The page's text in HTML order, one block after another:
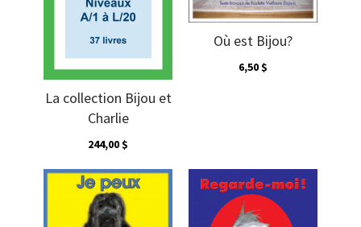
La collection Bijou et
Charlie
244,00 $
Où est Bijou?
6,50 $